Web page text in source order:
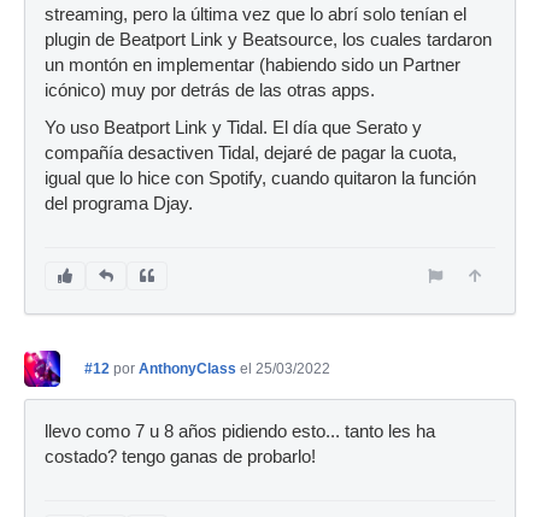
streaming, pero la última vez que lo abrí solo tenían el
plugin de Beatport Link y Beatsource, los cuales tardaron
un montón en implementar (habiendo sido un Partner
icónico) muy por detrás de las otras apps.
Yo uso Beatport Link y Tidal. El día que Serato y
compañía desactiven Tidal, dejaré de pagar la cuota,
igual que lo hice con Spotify, cuando quitaron la función
del programa Djay.
#12 por AnthonyClass el 25/03/2022
llevo como 7 u 8 años pidiendo esto... tanto les ha
costado? tengo ganas de probarlo!